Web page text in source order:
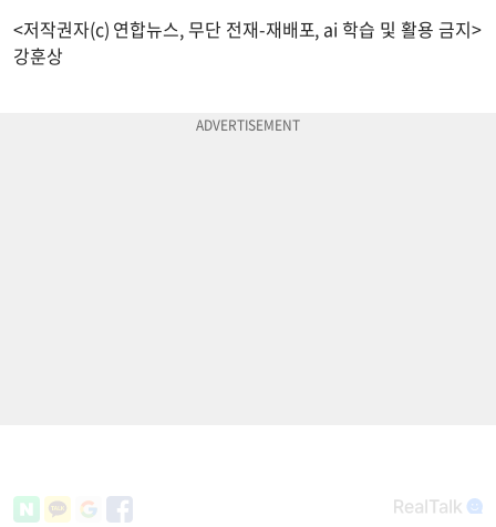
<저작권자(c) 연합뉴스, 무단 전재-재배포, ai 학습 및 활용 금지>
강훈상